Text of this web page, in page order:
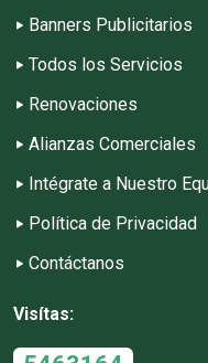
Banners Publicitarios
Todos los Servicios
Renovaciones
Alianzas Comerciales
Intégrate a Nuestro
Política de Privacidad
Contáctanos
Visítas: